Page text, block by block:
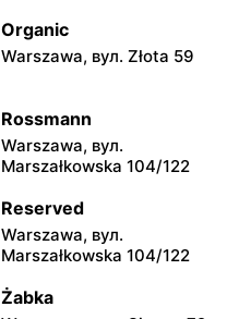
Żabka
73
Żabka
41/43
Żabka
Organic
Warszawa, вул. Złota 59
Rossmann
Warszawa, вул.
Marszałkowska 104/122
Reserved
Warszawa, вул.
Marszałkowska 104/122
Żabka